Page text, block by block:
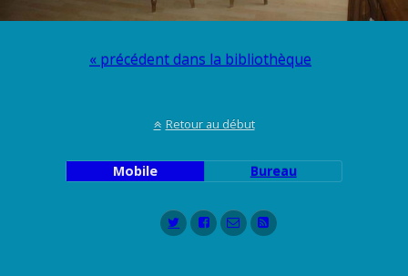
« précédent dans la bibliothèque
Retour au début
Mobile Bureau